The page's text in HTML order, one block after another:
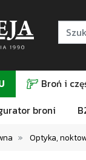
Broń i
broni
Optyka,